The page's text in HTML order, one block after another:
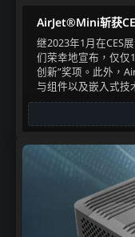
AirJet®Mini斩获
继2023年1月在CES
们荣幸地宣布，仅仅
创新”奖项。此外，
与组件以及嵌入式技